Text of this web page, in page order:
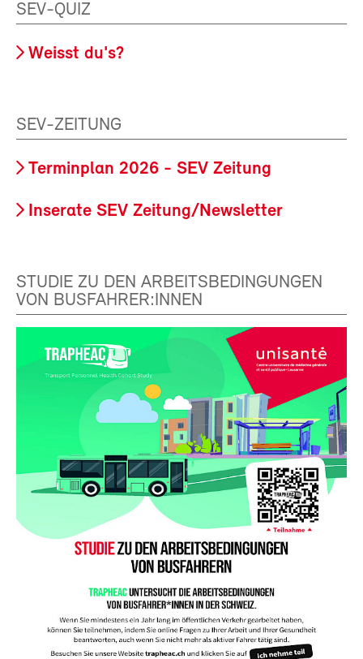
SEV-QUIZ
Weisst du's?
SEV-ZEITUNG
Terminplan 2026 - SEV Zeitung
Inserate SEV Zeitung/Newsletter
STUDIE ZU DEN ARBEITSBEDINGUNGEN
VON BUSFAHRER:INNEN